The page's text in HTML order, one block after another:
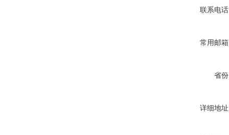
联系电
常用邮
省
详细地